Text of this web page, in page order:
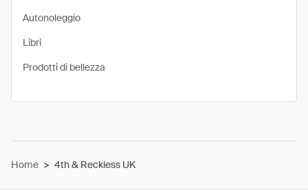
Autonoleggio
Libri
Prodotti di bellezza
Home > 4th & Reckless UK